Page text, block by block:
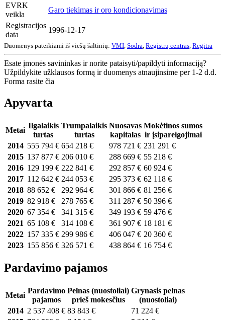
EVRK
veikla
Garo tiekimas ir oro kondicionavimas
Registracijos
data
1996-12-17
Duomenys pateikiami iš viešų šaltinių: VMI Sodra Registrų centras Regitra
Esate įmonės savininkas ir norite pataisyti/papildyti informaciją?
Užpildykite užklausos formą ir duomenys atnaujinsime per 1-2 d.d.
Forma rasite čia
Apyvarta
Metai
Ilgalaikis
turtas
Trumpalaikis
turtas
Nuosavas
kapitalas
Mokėtinos sumos
ir įsipareigojimai
2014 555 794 € 654 218 € 978 721 € 231 291 €
2015 137 877 € 206 010 € 288 669 € 55 218 €
2016 129 199 € 222 841 € 292 857 € 60 924 €
2017 112 642 € 244 053 € 295 373 € 62 118 €
2018 88 652 € 292 964 € 301 866 € 81 256 €
2019 82 918 € 278 765 € 311 287 € 50 396 €
2020 67 354 € 341 315 € 349 193 € 59 476 €
2021 65 108 € 314 108 € 361 907 € 18 181 €
2022 157 335 € 299 986 € 406 047 € 20 360 €
2023 155 856 € 326 571 € 438 864 € 16 754 €
Pardavimo pajamos
Metai
Pardavimo
pajamos
Pelnas (nuostoliai)
prieš mokesčius
Grynasis pelnas
(nuostoliai)
2014 2 537 408 € 83 843 €
71 224 €